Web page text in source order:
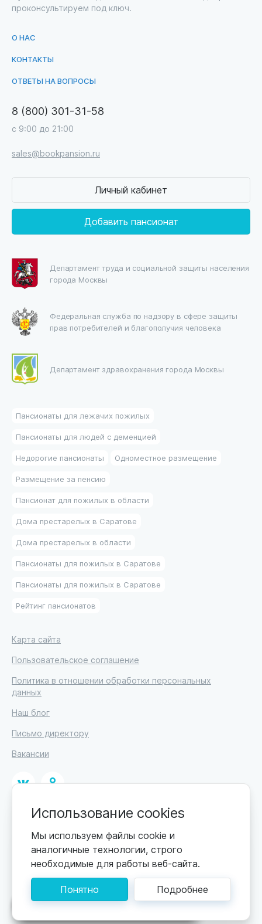
Поможем подобрать пансионат
проконсультируем под ключ.
О НАС
КОНТАКТЫ
ОТВЕТЫ НА ВОПРОСЫ
8 (800) 301-31-58
с 9:00 до 21:00
sales@bookpansion.ru
Личный кабинет
Добавить пансионат
Департамент труда и социальной защиты населения
города Москвы
Федеральная служба по надзору в сфере защиты
прав потребителей и благополучия человека
Департамент здравохранения города Москвы
Пансионаты для лежачих пожилых
Пансионаты для людей с деменцией
Недорогие пансионаты Одноместное размещение
Размещение за пенсию
Пансионат для пожилых в области
Дома престарелых в Саратове
Дома престарелых в области
Пансионаты для пожилых в Саратове
Пансионаты для пожилых в Саратове
Рейтинг пансионатов
Карта сайта
Пользовательское соглашение
Политика в отношении обработки персональных
данных
Наш блог
Письмо директору
Вакансии
© 2026
ИП Высоцкий Дмитрий Петрович, ИНН 233610721148
Цены обновляются по мере поступления новой
информации. Точную стоимость уточняйте у
пансионата. Информация, предоставленная на сайте,
не может быть использована для постановки
диагноза, назначения лечения и не заменяет прием
Использование cookies
Мы используем файлы cookie и
аналогичные технологии, строго
необходимые для работы веб-сайта.
Понятно Подробнее